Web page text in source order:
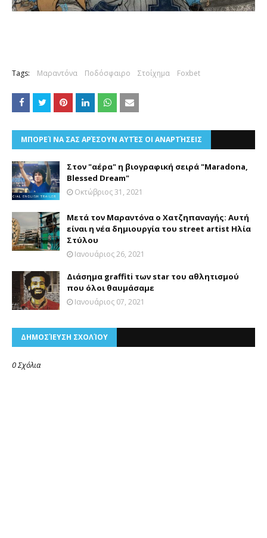
Tags: Μαραντόνα Ποδόσφαιρο Στοίχημα Foxbet
ΜΠΟΡΕΊ ΝΑ ΣΑΣ ΑΡΈΣΟΥΝ ΑΥΤΈΣ ΟΙ ΑΝΑΡΤΉΣΕΙΣ
Στον "αέρα" η βιογραφική σειρά "Maradona,
Blessed Dream"
Οκτώβριος 31, 2021
Μετά τον Μαραντόνα ο Χατζηπαναγής: Αυτή
είναι η νέα δημιουργία του street artist Ηλία
Στύλου
Ιανουάριος 26, 2021
Διάσημα graffiti των star του αθλητισμού
που όλοι θαυμάσαμε
Ιανουάριος 07, 2021
ΔΗΜΟΣΊΕΥΣΗ ΣΧΟΛΊΟΥ
0 Σχόλια